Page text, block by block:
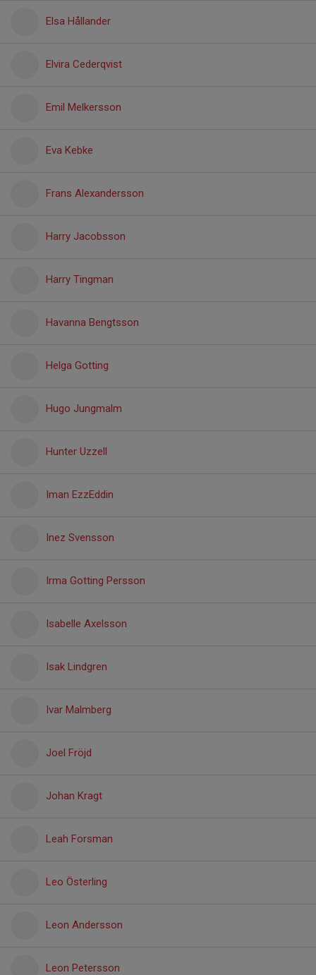
Elsa Hållander
Elvira Cederqvist
Emil Melkersson
Eva Kebke
Frans Alexandersson
Harry Jacobsson
Harry Tingman
Havanna Bengtsson
Helga Gotting
Hugo Jungmalm
Hunter Uzzell
Iman EzzEddin
Inez Svensson
Irma Gotting Persson
Isabelle Axelsson
Isak Lindgren
Ivar Malmberg
Joel Fröjd
Johan Kragt
Leah Forsman
Leo Österling
Leon Andersson
Leon Petersson